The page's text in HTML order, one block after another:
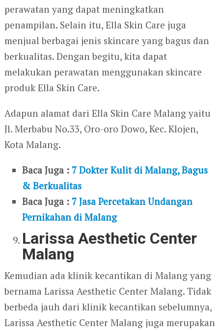
perawatan yang dapat meningkatkan
penampilan. Selain itu, Ella Skin Care juga
menjual berbagai jenis skincare yang bagus dan
berkualitas. Dengan begitu, kita dapat
melakukan perawatan menggunakan skincare
produk Ella Skin Care.
Adapun alamat dari Ella Skin Care Malang yaitu
Jl. Merbabu No.33, Oro-oro Dowo, Kec. Klojen,
Kota Malang.
Baca Juga : 7 Dokter Kulit di Malang, Bagus
& Berkualitas
Baca Juga : 7 Jasa Percetakan Undangan
Pernikahan di Malang
Larissa Aesthetic Center
Malang
Kemudian ada klinik kecantikan di Malang yang
bernama Larissa Aesthetic Center Malang. Tidak
berbeda jauh dari klinik kecantikan sebelumnya,
Larissa Aesthetic Center Malang juga merupakan